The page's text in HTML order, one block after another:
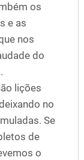
os
e as
nos
do
lições
no
Se
de
o